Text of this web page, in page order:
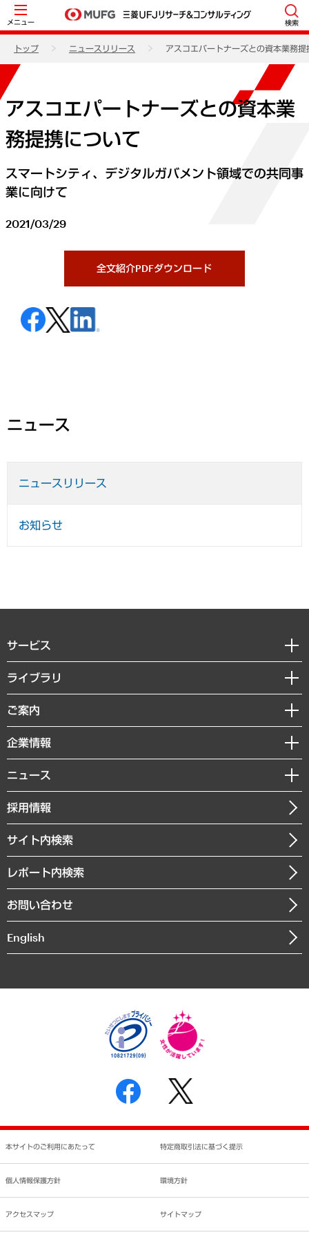
メニュー 検索
トップ ニュースリリース アスコエパートナーズとの資本業務提
アスコエパートナーズとの資本業
務提携について
スマートシティ、デジタルガバメント領域での共同事
業に向けて
2021/03/29
全文紹介PDFダウンロード
ニュース
ニュースリリース
お知らせ
サービス
経営戦略
組織・人事戦略
デジタルイノベーション
共生・ダイバーシティ
GRC（ガバナンス・リスク・コンプライアンス）・防災（政策）
経済・産業・雇用・労働
まちづくり・観光・交通・スポーツ・スマートシティ
自然資源・農林水産業・食料システム
ライブラリ
経済調査
レポート
コラム
経営用語集
受託・受注実績（官公庁関連）
メディア掲載・出演
ご案内
セミナー・イベント情報
MUFGビジネスセミナー
受託案件情報
企業情報
私たちの想い
社長メッセージ
会社概要
沿革
組織図・本部部室紹介
インドネシア現地法人
個人情報保護方針
反社会的勢力に対する基本方針
書面による個人情報の開示等の請求の手続きについて
ニュース
ニュースリリース
お知らせ
採用情報
サイト内検索
レポート内検索
お問い合わせ
English
本サイトのご利用にあたって 特定商取引法に基づく提示
個人情報保護方針 環境方針
アクセスマップ サイトマップ